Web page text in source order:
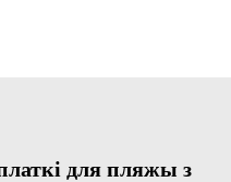
для пляжы з